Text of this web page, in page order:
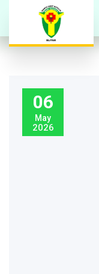
06
May
2026